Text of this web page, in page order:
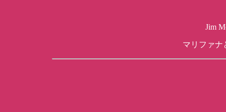
Jim
マリファナ